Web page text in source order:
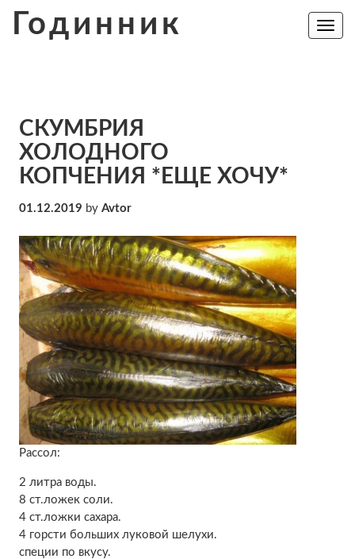
Годинник
Toggle
СКУМБРИЯ
ХОЛОДНОГО
КОПЧЕНИЯ *ЕЩЕ ХОЧУ*
01.12.2019 by Avtor
Рассол:
2 литра воды.
8 ст.ложек соли.
4 ст.ложки сахара.
4 горсти больших луковой шелухи.
специи по вкусу.